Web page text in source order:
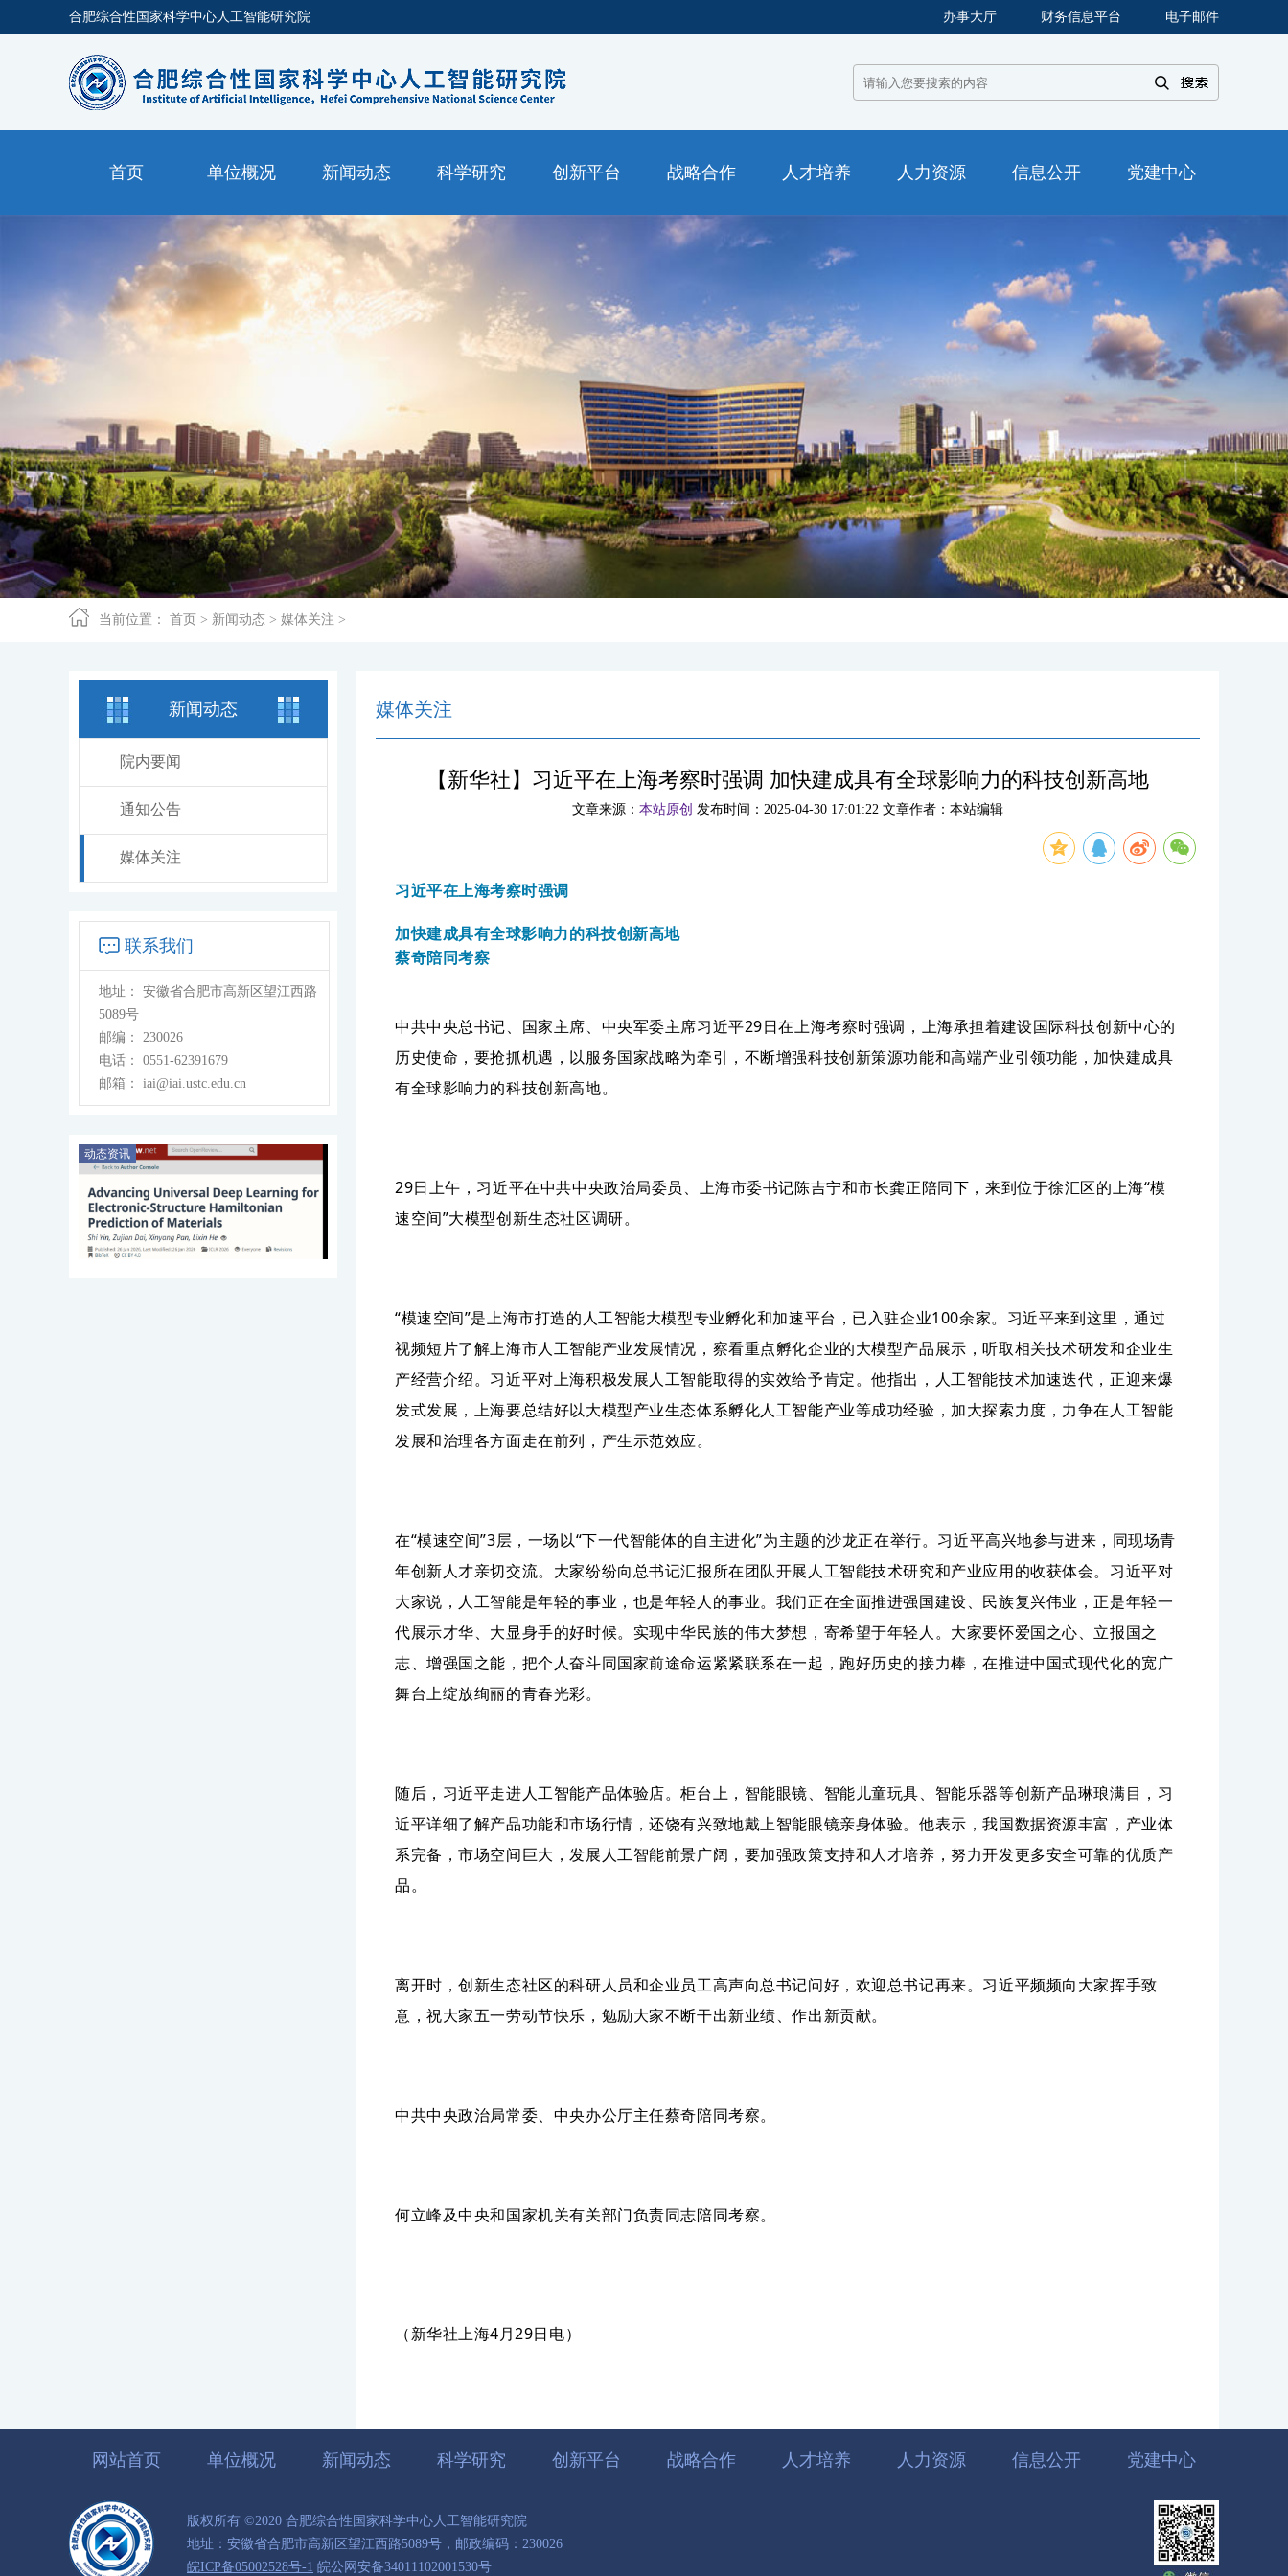
合肥综合性国家科学中心人工智能研究院 办事大厅 财务信息平台 电子邮件
首页 单位概况 新闻动态 科学研究 创新平台 战略合作 人才培养 人力资源 信息公开 党建中心
当前位置： 首页 > 新闻动态 > 媒体关注 >
新闻动态
院内要闻
通知公告
媒体关注
联系我们
地址：
安徽省合肥市高新区望江西路
5089号
邮编：
230026
电话：
0551-62391679
邮箱：
iai@iai.ustc.edu.cn
动态资讯
媒体关注
【新华社】习近平在上海考察时强调 加快建成具有全球影响力的科技创新高地
文章来源： 本站原创 发布时间：2025-04-30 17:01:22 文章作者：本站编辑
习近平在上海考察时强调
加快建成具有全球影响力的科技创新高地
蔡奇陪同考察
中共中央总书记、国家主席、中央军委主席习近平29日在上海考察时强调，上海承担着建设国际科技创新中心的
历史使命，要抢抓机遇，以服务国家战略为牵引，不断增强科技创新策源功能和高端产业引领功能，加快建成具
有全球影响力的科技创新高地。
29日上午，习近平在中共中央政治局委员、上海市委书记陈吉宁和市长龚正陪同下，来到位于徐汇区的上海“模
速空间”大模型创新生态社区调研。
“模速空间”是上海市打造的人工智能大模型专业孵化和加速平台，已入驻企业100余家。习近平来到这里，通过
视频短片了解上海市人工智能产业发展情况，察看重点孵化企业的大模型产品展示，听取相关技术研发和企业生
产经营介绍。习近平对上海积极发展人工智能取得的实效给予肯定。他指出，人工智能技术加速迭代，正迎来爆
发式发展，上海要总结好以大模型产业生态体系孵化人工智能产业等成功经验，加大探索力度，力争在人工智能
发展和治理各方面走在前列，产生示范效应。
在“模速空间”3层，一场以“下一代智能体的自主进化”为主题的沙龙正在举行。习近平高兴地参与进来，同现场青
年创新人才亲切交流。大家纷纷向总书记汇报所在团队开展人工智能技术研究和产业应用的收获体会。习近平对
大家说，人工智能是年轻的事业，也是年轻人的事业。我们正在全面推进强国建设、民族复兴伟业，正是年轻一
代展示才华、大显身手的好时候。实现中华民族的伟大梦想，寄希望于年轻人。大家要怀爱国之心、立报国之
志、增强国之能，把个人奋斗同国家前途命运紧紧联系在一起，跑好历史的接力棒，在推进中国式现代化的宽广
舞台上绽放绚丽的青春光彩。
随后，习近平走进人工智能产品体验店。柜台上，智能眼镜、智能儿童玩具、智能乐器等创新产品琳琅满目，习
近平详细了解产品功能和市场行情，还饶有兴致地戴上智能眼镜亲身体验。他表示，我国数据资源丰富，产业体
系完备，市场空间巨大，发展人工智能前景广阔，要加强政策支持和人才培养，努力开发更多安全可靠的优质产
品。
离开时，创新生态社区的科研人员和企业员工高声向总书记问好，欢迎总书记再来。习近平频频向大家挥手致
意，祝大家五一劳动节快乐，勉励大家不断干出新业绩、作出新贡献。
中共中央政治局常委、中央办公厅主任蔡奇陪同考察。
何立峰及中央和国家机关有关部门负责同志陪同考察。
（新华社上海4月29日电）
网站首页 单位概况 新闻动态 科学研究 创新平台 战略合作 人才培养 人力资源 信息公开 党建中心
版权所有 ©2020 合肥综合性国家科学中心人工智能研究院
地址：安徽省合肥市高新区望江西路5089号，邮政编码：230026
皖ICP备05002528号-1 皖公网安备34011102001530号